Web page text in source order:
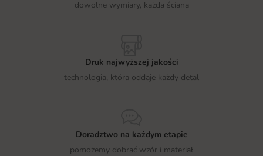
dowolne wymiary, każda ściana
Druk najwyższej jakości
technologia, która oddaje każdy detal
Doradztwo na każdym etapie
pomożemy dobrać wzór i materiał